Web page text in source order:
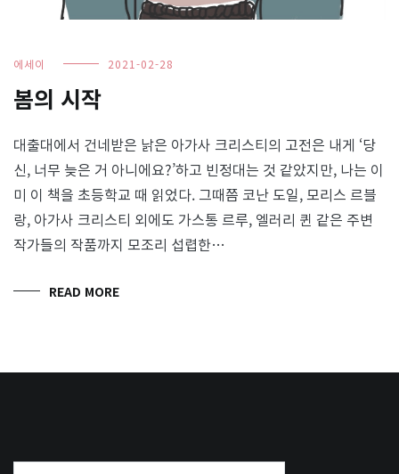
에세이 2021-02-28
봄의 시작
대출대에서 건네받은 낡은 아가사 크리스티의 고전은 내게 ‘당
신, 너무 늦은 거 아니에요?’하고 빈정대는 것 같았지만, 나는 이
미 이 책을 초등학교 때 읽었다. 그때쯤 코난 도일, 모리스 르블
랑, 아가사 크리스티 외에도 가스통 르루, 엘러리 퀸 같은 주변
작가들의 작품까지 모조리 섭렵한…
READ MORE